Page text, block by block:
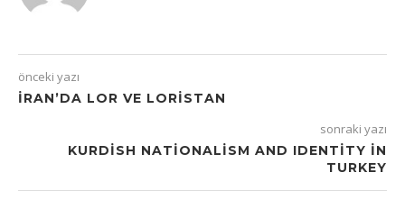
önceki yazı
İRAN’DA LOR VE LORISTAN
sonraki yazı
KURDISH NATIONALISM AND IDENTITY IN
TURKEY